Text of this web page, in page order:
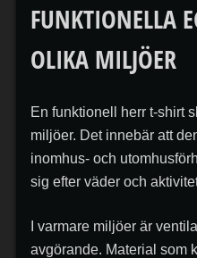
FUNKTIONELLA
OLIKA MILJÖER
En funktionell herr t-shirt
miljöer. Det innebär att
inomhus- och
sig efter väder och
I varmare miljöer är
avgörande. Material som